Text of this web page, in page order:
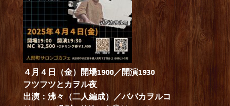
４月４日（金）開場1900／開演1930
フツフツとカヲル夜
出演：沸々（二人編成）／ババカヲルコ